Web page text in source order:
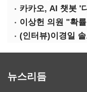
카카오, AI 챗봇 '
뉴스리듬